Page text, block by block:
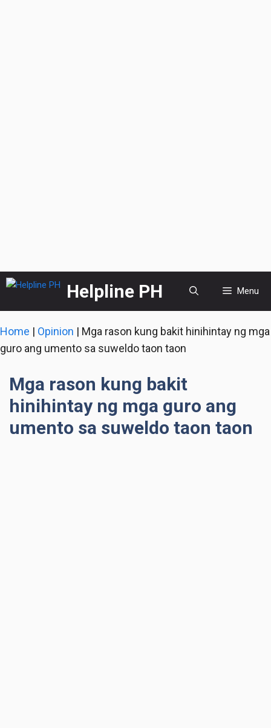
Skip
content
Helpline PH Menu
Home | Opinion | Mga rason kung bakit hinihintay ng mga
guro ang umento sa suweldo taon taon
Mga rason kung bakit
hinihintay ng mga guro ang
umento sa suweldo taon taon